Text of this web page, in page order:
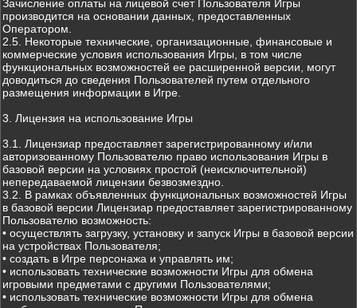
Зачисление оплаты на лицевой счет Пользователя Игры
производится на основании данных, предоставленных
Оператором.
2.5. Некоторые технические, организационные, финансовые и
коммерческие условия использования Игры, в том числе
функциональных возможностей ее расширенной версии, могут
доводиться до сведения Пользователей путем отдельного
размещения информации в Игре.
3. Лицензия на использование Игры
3.1. Лицензиар предоставляет зарегистрированному и/или
авторизованному Пользователю право использования Игры в
базовой версии на условиях простой (неисключительной)
непередаваемой лицензии безвозмездно.
3.2. В рамках объявленных функциональных возможностей Игры
в базовой версии Лицензиар предоставляет зарегистрированному
Пользователю возможность:
• осуществлять загрузку, установку и запуск Игры в базовой версии
на устройствах Пользователя;
• создать в Игре персонажа и управлять им;
• использовать технические возможности Игры для обмена
игровыми предметами с другими Пользователями;
• использовать технические возможности Игры для обмена